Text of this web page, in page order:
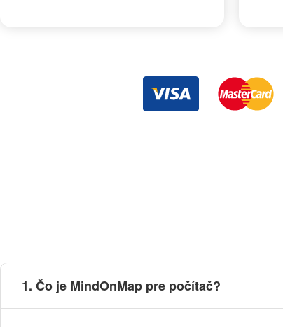
1. Čo je MindOnMap pre počítač?